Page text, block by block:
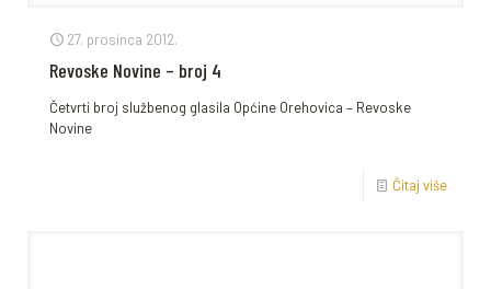
27. prosinca 2012.
Revoske Novine – broj 4
Četvrti broj službenog glasila Općine Orehovica – Revoske
Novine
Čitaj više